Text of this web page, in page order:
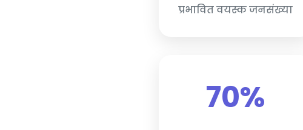
प्रभावित वयस्क जनसंख्या
70%